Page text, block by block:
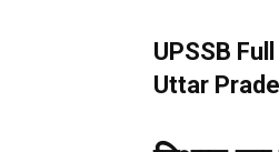
UPSSB
Uttar